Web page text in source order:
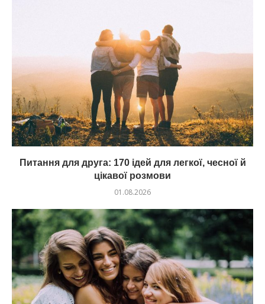
Питання для друга: 170 ідей для легкої, чесної й
цікавої розмови
01.08.2026